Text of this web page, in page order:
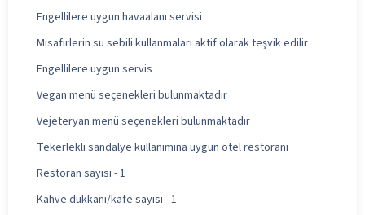
Engellilere uygun havaalanı servisi
Misafirlerin su sebili kullanmaları aktif olarak teşvik edilir
Engellilere uygun servis
Vegan menü seçenekleri bulunmaktadır
Vejeteryan menü seçenekleri bulunmaktadır
Tekerlekli sandalye kullanımına uygun otel restoranı
Restoran sayısı - 1
Kahve dükkanı/kafe sayısı - 1